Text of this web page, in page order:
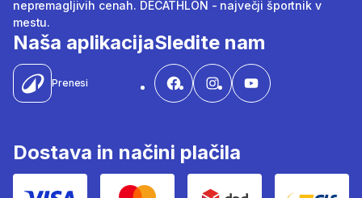
nepremagljivih cenah. DECATHLON - največji športnik v
mestu.
Naša aplikacija
Prenesi
Sledite nam
Dostava in načini plačila